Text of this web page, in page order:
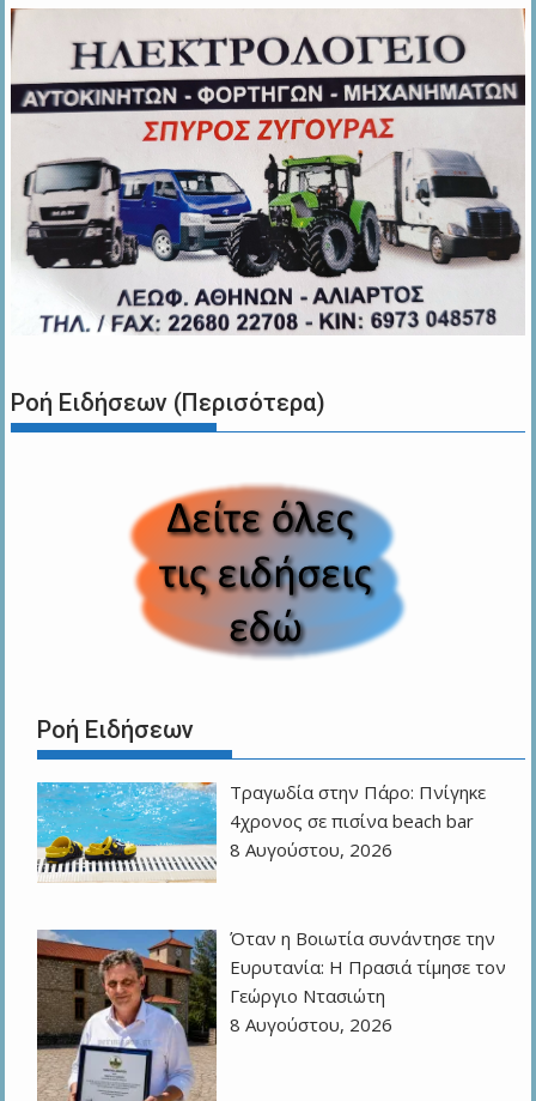
Ροή Ειδήσεων (Περισότερα)
Ροή Ειδήσεων
Τραγωδία στην Πάρο: Πνίγηκε
4χρονος σε πισίνα beach bar
8 Αυγούστου, 2026
Όταν η Βοιωτία συνάντησε την
Ευρυτανία: Η Πρασιά τίμησε τον
Γεώργιο Ντασιώτη
8 Αυγούστου, 2026